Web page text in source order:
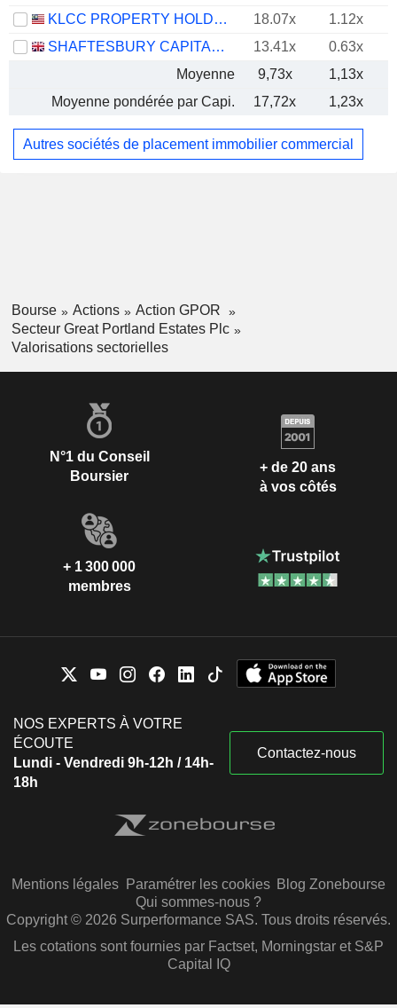
KLCC PROPERTY HOLDINGS
18.07x
1.12x
SHAFTESBURY CAPITAL PLC
13.41x
0.63x
Moyenne
9,73x
1,13x
Moyenne pondérée par Capi.
17,72x 1,23x
Autres sociétés de placement immobilier commercial
Bourse Actions
Action GPOR
Secteur Great Portland Estates Plc
Valorisations sectorielles
N°1 du Conseil
Boursier
+ de 20 ans
à vos côtés
+ 1 300 000
membres
NOS EXPERTS À VOTRE
ÉCOUTE
Lundi - Vendredi 9h-12h / 14h-
18h
Contactez-nous
Mentions légales Paramétrer les cookies Blog Zonebourse
Qui sommes-nous ?
Copyright © 2026 Surperformance SAS. Tous droits réservés.
Les cotations sont fournies par Factset, Morningstar et S&P
Capital IQ